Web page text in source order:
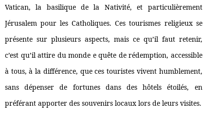
Vatican, la basilique de la Nativité, et particulièrement
Jérusalem pour les Catholiques. Ces tourismes religieux se
présente sur plusieurs aspects, mais ce qu’il faut retenir,
c’est qu’il attire du monde e quête de rédemption, accessible
à tous, à la différence, que ces touristes vivent humblement,
sans dépenser de fortunes dans des hôtels étoilés, en
préférant apporter des souvenirs locaux lors de leurs visites.